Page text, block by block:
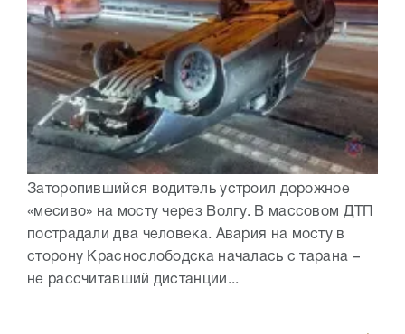
Заторопившийся водитель устроил дорожное
«месиво» на мосту через Волгу. В массовом ДТП
пострадали два человека. Авария на мосту в
сторону Краснослободска началась с тарана –
не рассчитавший дистанции...